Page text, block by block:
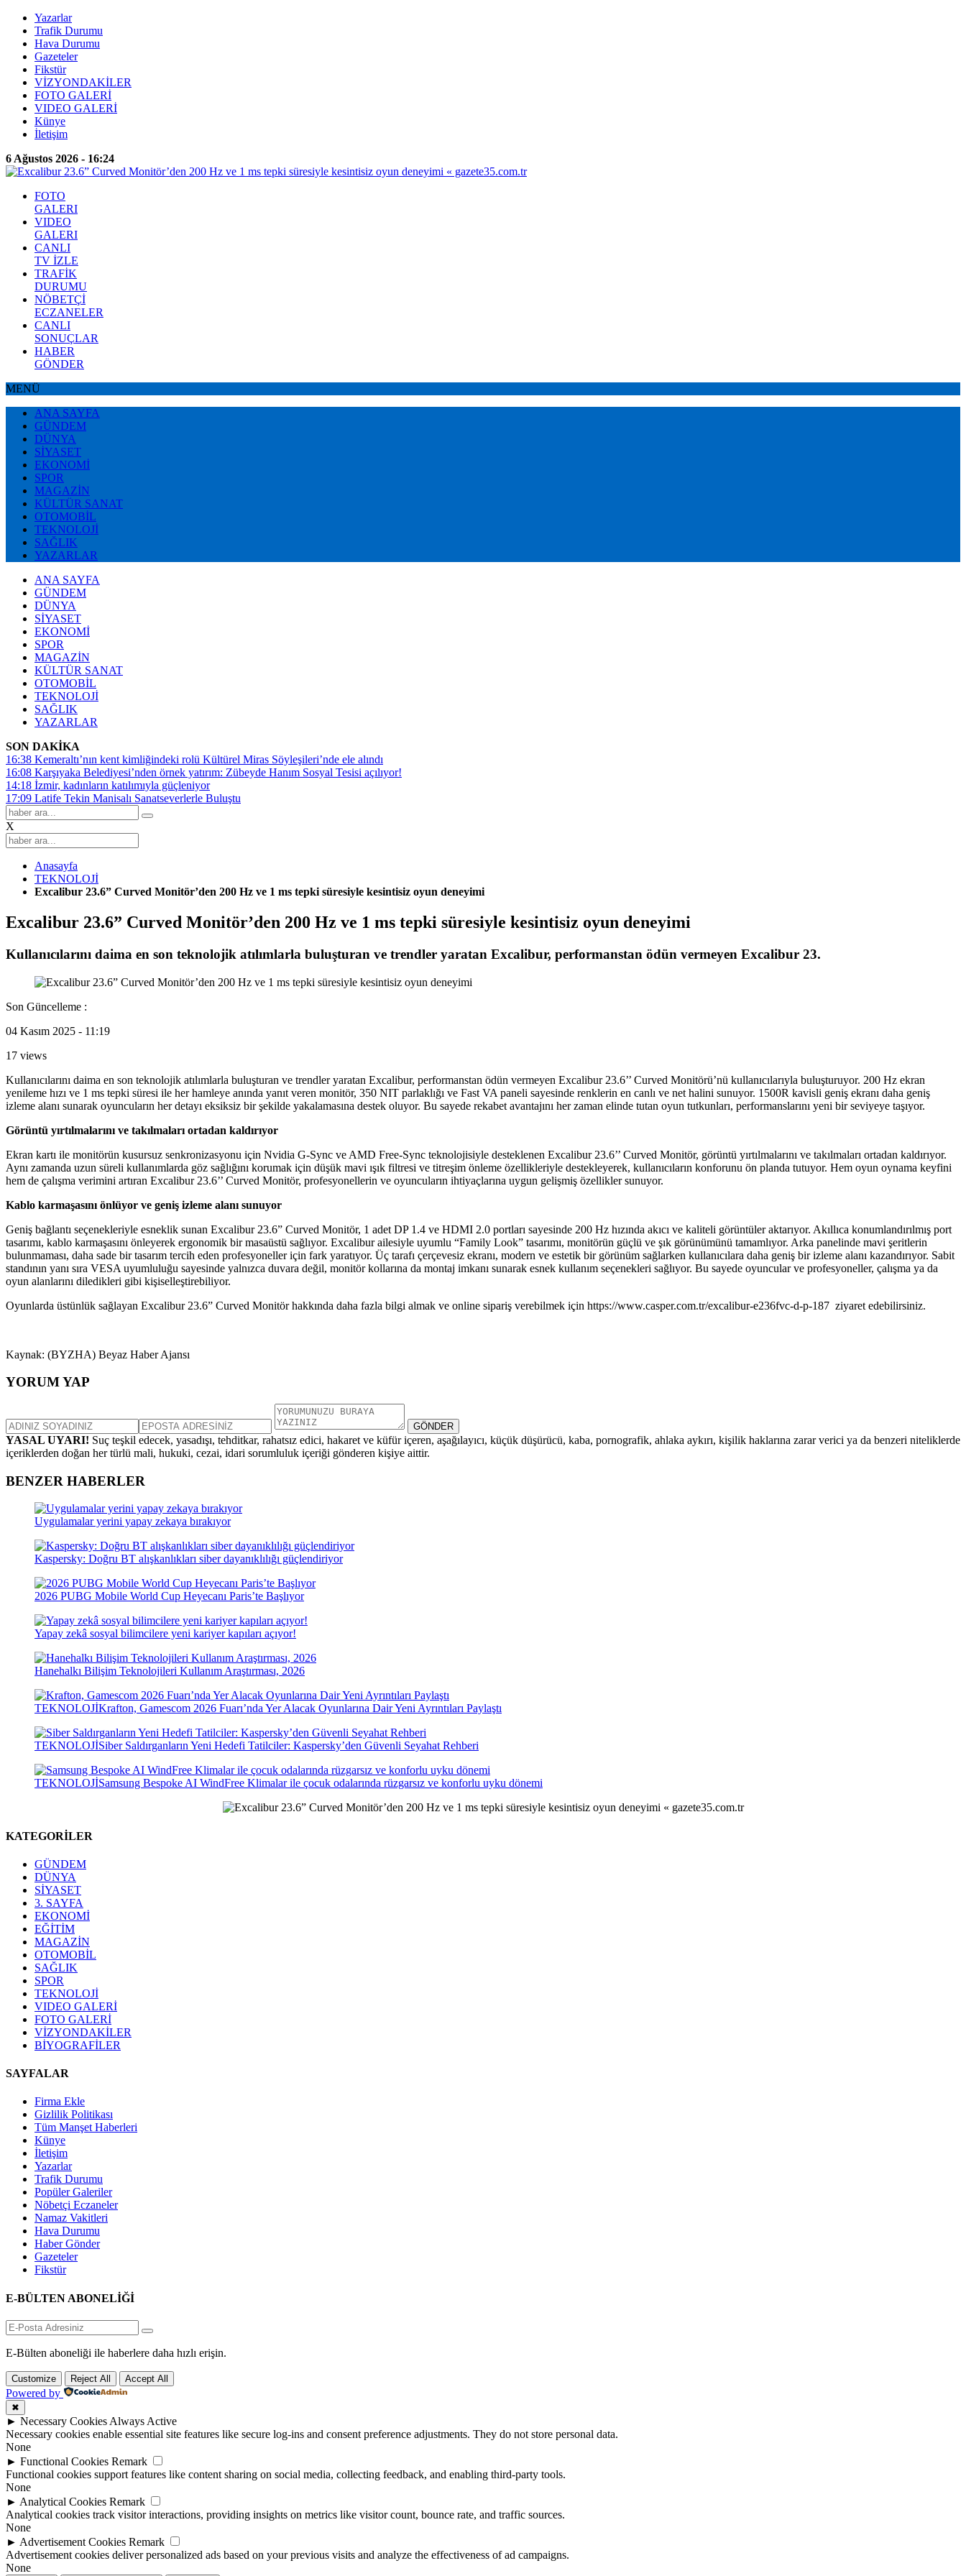
Yazarlar
Trafik Durumu
Hava Durumu
Gazeteler
Fikstür
VİZYONDAKİLER
FOTO GALERİ
VIDEO GALERİ
Künye
İletişim
6 Ağustos 2026 - 16:24
FOTO
GALERI
VIDEO
GALERI
CANLI
TV İZLE
TRAFİK
DURUMU
NÖBETÇİ
ECZANELER
CANLI
SONUÇLAR
HABER
GÖNDER
MENÜ
ANA SAYFA
GÜNDEM
DÜNYA
SİYASET
EKONOMİ
SPOR
MAGAZİN
KÜLTÜR SANAT
OTOMOBİL
TEKNOLOJİ
SAĞLIK
YAZARLAR
ANA SAYFA
GÜNDEM
DÜNYA
SİYASET
EKONOMİ
SPOR
MAGAZİN
KÜLTÜR SANAT
OTOMOBİL
TEKNOLOJİ
SAĞLIK
YAZARLAR
SON DAKİKA
16:38 Kemeraltı’nın kent kimliğindeki rolü Kültürel Miras Söyleşileri’nde ele alındı
16:08 Karşıyaka Belediyesi’nden örnek yatırım: Zübeyde Hanım Sosyal Tesisi açılıyor!
14:18 İzmir, kadınların katılımıyla güçleniyor
17:09 Latife Tekin Manisalı Sanatseverlerle Buluştu
X
Anasayfa
TEKNOLOJİ
Excalibur 23.6” Curved Monitör’den 200 Hz ve 1 ms tepki süresiyle kesintisiz oyun deneyimi
Excalibur 23.6” Curved Monitör’den 200 Hz ve 1 ms tepki süresiyle kesintisiz oyun deneyimi
Kullanıcılarını daima en son teknolojik atılımlarla buluşturan ve trendler yaratan Excalibur, performanstan ödün vermeyen Excalibur 23.
Son Güncelleme :
04 Kasım 2025 - 11:19
17 views
Kullanıcılarını daima en son teknolojik atılımlarla buluşturan ve trendler yaratan Excalibur, performanstan ödün vermeyen Excalibur 23.6’’ Curved Monitörü’nü kullanıcılarıyla buluşturuyor. 200 Hz ekran
yenileme hızı ve 1 ms tepki süresi ile her hamleye anında yanıt veren monitör, 350 NIT parlaklığı ve Fast VA paneli sayesinde renklerin en canlı ve net halini sunuyor. 1500R kavisli geniş ekranı daha geniş
izleme alanı sunarak oyuncuların her detayı eksiksiz bir şekilde yakalamasına destek oluyor. Bu sayede rekabet avantajını her zaman elinde tutan oyun tutkunları, performanslarını yeni bir seviyeye taşıyor.
Görüntü yırtılmalarını ve takılmaları ortadan kaldırıyor
Ekran kartı ile monitörün kusursuz senkronizasyonu için Nvidia G-Sync ve AMD Free-Sync teknolojisiyle desteklenen Excalibur 23.6’’ Curved Monitör, görüntü yırtılmalarını ve takılmaları ortadan kaldırıyor.
Aynı zamanda uzun süreli kullanımlarda göz sağlığını korumak için düşük mavi ışık filtresi ve titreşim önleme özellikleriyle destekleyerek, kullanıcıların konforunu ön planda tutuyor. Hem oyun oynama keyfini
hem de çalışma verimini artıran Excalibur 23.6’’ Curved Monitör, profesyonellerin ve oyuncuların ihtiyaçlarına uygun gelişmiş özellikler sunuyor.
Kablo karmaşasını önlüyor ve geniş izleme alanı sunuyor
Geniş bağlantı seçenekleriyle esneklik sunan Excalibur 23.6” Curved Monitör, 1 adet DP 1.4 ve HDMI 2.0 portları sayesinde 200 Hz hızında akıcı ve kaliteli görüntüler aktarıyor. Akıllıca konumlandırılmış port
tasarımı, kablo karmaşasını önleyerek ergonomik bir masaüstü sağlıyor. Excalibur ailesiyle uyumlu “Family Look” tasarımı, monitörün güçlü ve şık görünümünü tamamlıyor. Arka panelinde mavi şeritlerin
bulunmaması, daha sade bir tasarım tercih eden profesyoneller için fark yaratıyor. Üç tarafı çerçevesiz ekranı, modern ve estetik bir görünüm sağlarken kullanıcılara daha geniş bir izleme alanı kazandırıyor. Sabit
standının yanı sıra VESA uyumluluğu sayesinde yalnızca duvara değil, monitör kollarına da montaj imkanı sunarak esnek kullanım seçenekleri sağlıyor. Bu sayede oyuncular ve profesyoneller, çalışma ya da
oyun alanlarını diledikleri gibi kişiselleştirebiliyor.
Oyunlarda üstünlük sağlayan Excalibur 23.6” Curved Monitör hakkında daha fazla bilgi almak ve online sipariş verebilmek için https://www.casper.com.tr/excalibur-e236fvc-d-p-187 ziyaret edebilirsiniz.
Kaynak: (BYZHA) Beyaz Haber Ajansı
YORUM YAP
GÖNDER
YASAL UYARI! Suç teşkil edecek, yasadışı, tehditkar, rahatsız edici, hakaret ve küfür içeren, aşağılayıcı, küçük düşürücü, kaba, pornografik, ahlaka aykırı, kişilik haklarına zarar verici ya da benzeri niteliklerde
içeriklerden doğan her türlü mali, hukuki, cezai, idari sorumluluk içeriği gönderen kişiye aittir.
BENZER HABERLER
Uygulamalar yerini yapay zekaya bırakıyor
Kaspersky: Doğru BT alışkanlıkları siber dayanıklılığı güçlendiriyor
2026 PUBG Mobile World Cup Heyecanı Paris’te Başlıyor
Yapay zekâ sosyal bilimcilere yeni kariyer kapıları açıyor!
Hanehalkı Bilişim Teknolojileri Kullanım Araştırması, 2026
TEKNOLOJİKrafton, Gamescom 2026 Fuarı’nda Yer Alacak Oyunlarına Dair Yeni Ayrıntıları Paylaştı
TEKNOLOJİSiber Saldırganların Yeni Hedefi Tatilciler: Kaspersky’den Güvenli Seyahat Rehberi
TEKNOLOJİSamsung Bespoke AI WindFree Klimalar ile çocuk odalarında rüzgarsız ve konforlu uyku dönemi
KATEGORİLER
GÜNDEM
DÜNYA
SİYASET
3. SAYFA
EKONOMİ
EĞİTİM
MAGAZİN
OTOMOBİL
SAĞLIK
SPOR
TEKNOLOJİ
VIDEO GALERİ
FOTO GALERİ
VİZYONDAKİLER
BİYOGRAFİLER
SAYFALAR
Firma Ekle
Gizlilik Politikası
Tüm Manşet Haberleri
Künye
İletişim
Yazarlar
Trafik Durumu
Popüler Galeriler
Nöbetçi Eczaneler
Namaz Vakitleri
Hava Durumu
Haber Gönder
Gazeteler
Fikstür
E-BÜLTEN ABONELİĞİ
E-Bülten aboneliği ile haberlere daha hızlı erişin.
Customize Reject All Accept All
Powered by
✖
► Necessary Cookies Always Active
Necessary cookies enable essential site features like secure log-ins and consent preference adjustments. They do not store personal data.
None
► Functional Cookies Remark
Functional cookies support features like content sharing on social media, collecting feedback, and enabling third-party tools.
None
► Analytical Cookies Remark
Analytical cookies track visitor interactions, providing insights on metrics like visitor count, bounce rate, and traffic sources.
None
► Advertisement Cookies Remark
Advertisement cookies deliver personalized ads based on your previous visits and analyze the effectiveness of ad campaigns.
None